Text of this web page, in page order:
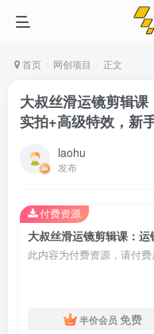
首页 网创项目 正文
大叔丝滑运镜剪辑
实拍+高级特效，新
laohu
发布
此内容为付费资源，请付
半价会员 免费
付费资源